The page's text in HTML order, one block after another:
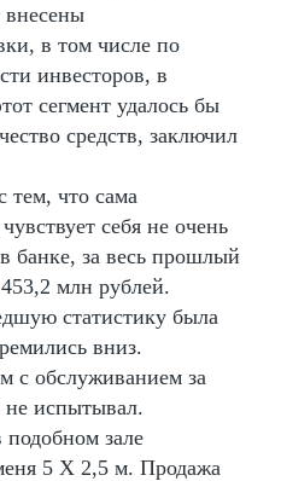
внесены
в том числе по
инвесторов, в
сегмент удалось бы
средств, заключил
тем, что сама
себя не очень
банке, за весь прошлый
млн рублей.
статистику была
вниз.
с обслуживанием за
не испытывал.
зале
5 Х 2,5 м. Продажа